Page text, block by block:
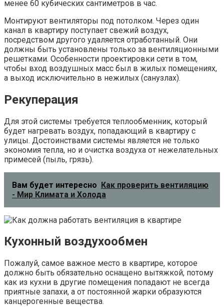
менее 60 кубических сантиметров в час.
Монтируют вентиляторы под потолком. Через один
канал в квартиру поступает свежий воздух,
посредством другого удаляется отработанный. Они
должны быть установлены только за вентиляционными
решетками. Особенности проектировки сети в том,
чтобы вход воздушных масс был в жилых помещениях,
а выход исключительно в нежилых (санузлах).
Рекуперация
Для этой системы требуется теплообменник, который
будет нагревать воздух, попадающий в квартиру с
улицы. Достоинствами системы является не только
экономия тепла, но и очистка воздуха от нежелательных
примесей (пыль, грязь).
Вам будет интересно Как проверить вентиляцию
- Мир Климата и Холода
Кухонный воздухообмен
Пожалуй, самое важное место в квартире, которое
должно быть обязательно оснащено вытяжкой, потому
как из кухни в другие помещения попадают не всегда
приятные запахи, а от постоянной жарки образуются
канцерогенные вещества.